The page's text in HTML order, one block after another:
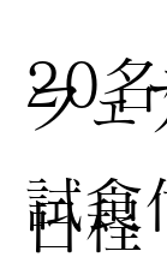
フェ
日程
20
試食